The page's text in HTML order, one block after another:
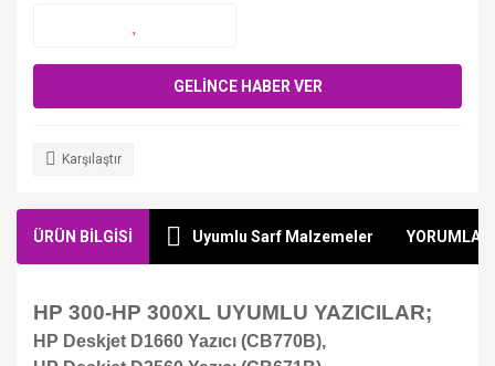
GELİNCE HABER VER
Karşılaştır
ÜRÜN BİLGİSİ Uyumlu Sarf Malzemeler YORUMLAR
HP 300-HP 300XL UYUMLU YAZICILAR;
HP Deskjet D1660 Yazıcı (CB770B),